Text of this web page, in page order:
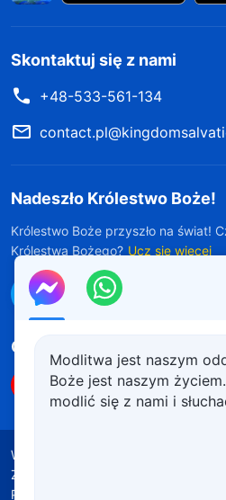
Skontaktuj się z nami
+48-533-561-134
Nadeszło Królestwo Boże!
Królestwo Boże przyszło na świat!
Królestwa Bożego? Ucz się więcej
Połącz się z nami w
Obserwuj nas
Warunki korzystania
Źródła wykorzystanych materiałów
Polityka plików cookie
Modlitwa jest naszym
Boże jest naszym
modlić się z nami i